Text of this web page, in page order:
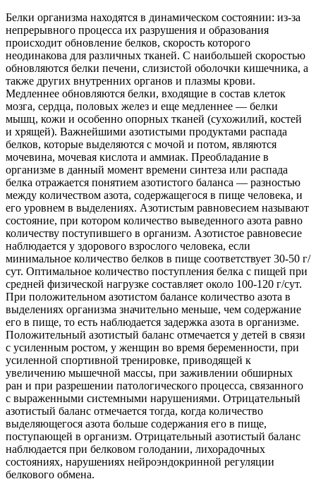
Белки организма находятся в динамическом состоянии: из-за
непрерывного процесса их разрушения и образования
происходит обновление белков, скорость которого
неодинакова для различных тканей. С наибольшей скоростью
обновляются белки печени, слизистой оболочки кишечника, а
также других внутренних органов и плазмы крови.
Медленнее обновляются белки, входящие в состав клеток
мозга, сердца, половых желез и еще медленнее — белки
мышц, кожи и особенно опорных тканей (сухожилий, костей
и хрящей). Важнейшими азотистыми продуктами распада
белков, которые выделяются с мочой и потом, являются
мочевина, мочевая кислота и аммиак. Преобладание в
организме в данный момент времени синтеза или распада
белка отражается понятием азотистого баланса — разностью
между количеством азота, содержащегося в пище человека, и
его уровнем в выделениях. Азотистым равновесием называют
состояние, при котором количество выведенного азота равно
количеству поступившего в организм. Азотистое равновесие
наблюдается у здорового взрослого человека, если
минимальное количество белков в пище соответствует 30-50 г/
сут. Оптимальное количество поступления белка с пищей при
средней физической нагрузке составляет около 100-120 г/сут.
При положительном азотистом балансе количество азота в
выделениях организма значительно меньше, чем содержание
его в пище, то есть наблюдается задержка азота в организме.
Положительный азотистый баланс отмечается у детей в связи
с усиленным ростом, у женщин во время беременности, при
усиленной спортивной тренировке, приводящей к
увеличению мышечной массы, при заживлении обширных
ран и при разрешении патологического процесса, связанного
с выраженными системными нарушениями. Отрицательный
азотистый баланс отмечается тогда, когда количество
выделяющегося азота больше содержания его в пище,
поступающей в организм. Отрицательный азотистый баланс
наблюдается при белковом голодании, лихорадочных
состояниях, нарушениях нейроэндокринной регуляции
белкового обмена.